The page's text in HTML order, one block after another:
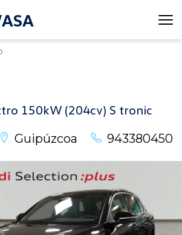
150kW (204cv) S tronic
Guipúzcoa
943380450